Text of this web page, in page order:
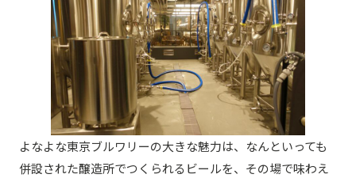
よなよな東京ブルワリーの大きな魅力は、なんといっても
併設された醸造所でつくられるビールを、その場で味わえ